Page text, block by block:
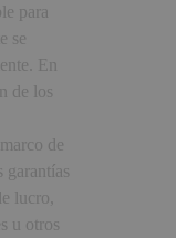
para
se
En
de los
de
garantías
lucro,
u otros